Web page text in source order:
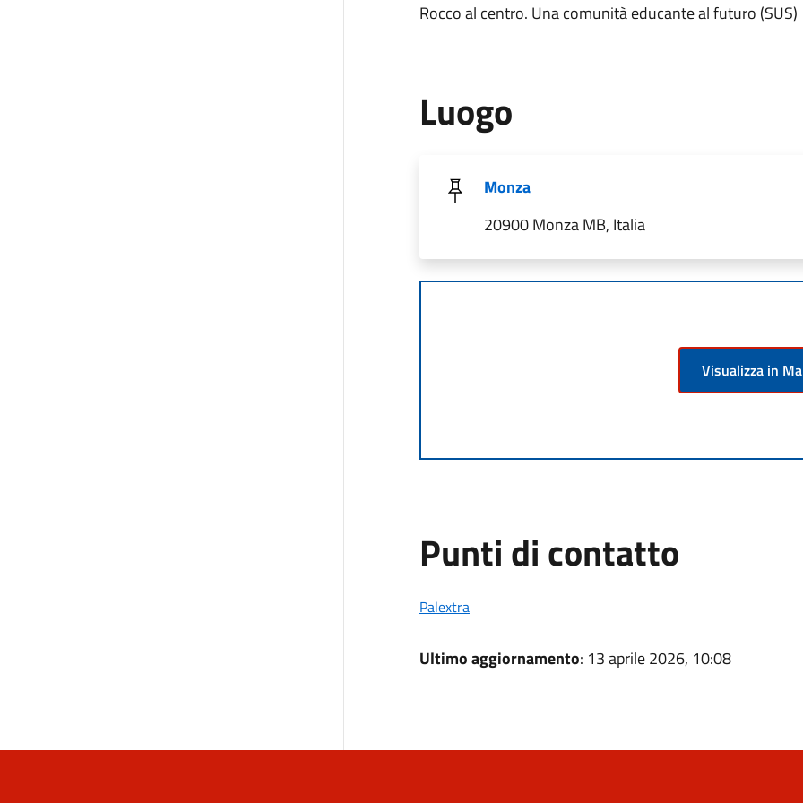
Rocco al centro. Una comunità educante al futuro (SUS)
Luogo
Monza
20900 Monza MB, Italia
Visualizza in
Punti di contatto
Palextra
Ultimo aggiornamento: 13 aprile 2026, 10:08